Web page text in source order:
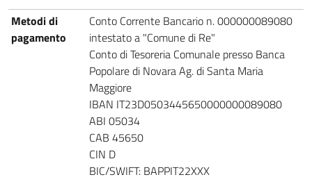
Metodi di
pagamento
Conto Corrente Bancario n. 000000089080
intestato a "Comune di Re"
Conto di Tesoreria Comunale presso Banca
Popolare di Novara Ag. di Santa Maria
Maggiore
IBAN IT23D0503445650000000089080
ABI 05034
CAB 45650
CIN D
BIC/SWIFT: BAPPIT22XXX